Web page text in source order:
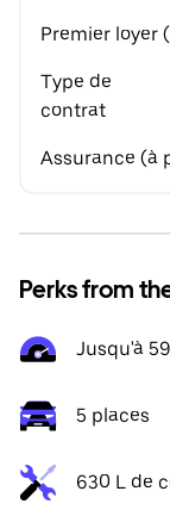
Premier loyer
Type de
contrat
Assurance (à
Perks from
Jusqu'à
5 places
630 L de